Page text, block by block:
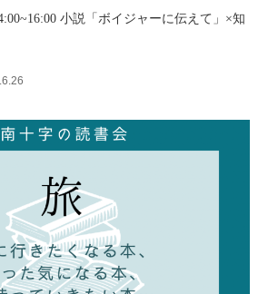
小説「ボイジャーに伝えて」×知